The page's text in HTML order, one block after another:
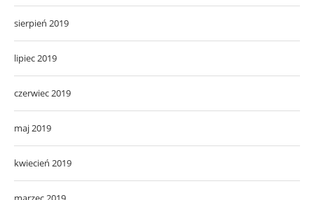
sierpień 2019
lipiec 2019
czerwiec 2019
maj 2019
kwiecień 2019